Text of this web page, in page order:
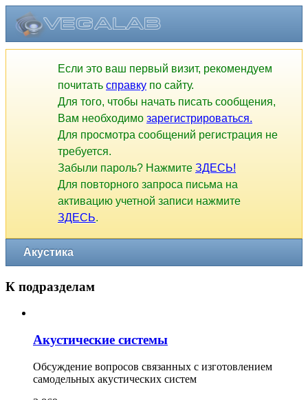
Если это ваш первый визит, рекомендуем
почитать справку по сайту.
Для того, чтобы начать писать сообщения,
Вам необходимо зарегистрироваться.
Для просмотра сообщений регистрация не
требуется.
Забыли пароль? Нажмите ЗДЕСЬ!
Для повторного запроса письма на
активацию учетной записи нажмите
ЗДЕСЬ.
Акустика
К подразделам
Акустические системы
Обсуждение вопросов связанных с изготовлением
самодельных акустических систем